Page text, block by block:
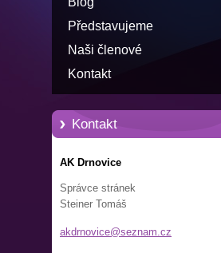
Představujeme
Naši členové
Kontakt
Kontakt
AK Drnovice
Správce stránek
Steiner Tomáš
akdrnovice@seznam.cz